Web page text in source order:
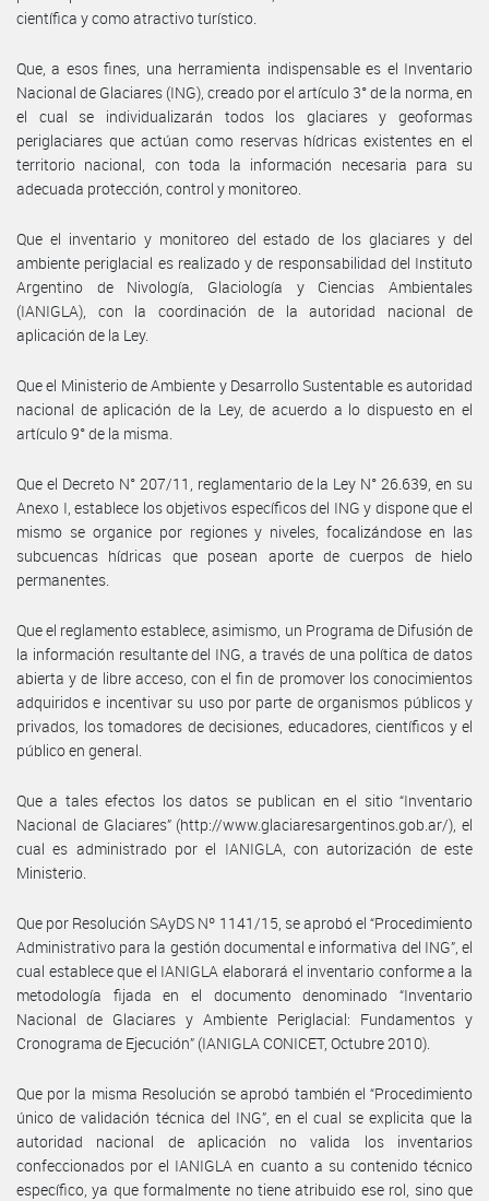
científica y como atractivo turístico.
Que, a esos fines, una herramienta indispensable es el Inventario
Nacional de Glaciares (ING), creado por el artículo 3° de la norma, en
el cual se individualizarán todos los glaciares y geoformas
periglaciares que actúan como reservas hídricas existentes en el
territorio nacional, con toda la información necesaria para su
adecuada protección, control y monitoreo.
Que el inventario y monitoreo del estado de los glaciares y del
ambiente periglacial es realizado y de responsabilidad del Instituto
Argentino de Nivología, Glaciología y Ciencias Ambientales
(IANIGLA), con la coordinación de la autoridad nacional de
aplicación de la Ley.
Que el Ministerio de Ambiente y Desarrollo Sustentable es autoridad
nacional de aplicación de la Ley, de acuerdo a lo dispuesto en el
artículo 9° de la misma.
Que el Decreto N° 207/11, reglamentario de la Ley N° 26.639, en su
Anexo I, establece los objetivos específicos del ING y dispone que el
mismo se organice por regiones y niveles, focalizándose en las
subcuencas hídricas que posean aporte de cuerpos de hielo
permanentes.
Que el reglamento establece, asimismo, un Programa de Difusión de
la información resultante del ING, a través de una política de datos
abierta y de libre acceso, con el fin de promover los conocimientos
adquiridos e incentivar su uso por parte de organismos públicos y
privados, los tomadores de decisiones, educadores, científicos y el
público en general.
Que a tales efectos los datos se publican en el sitio “Inventario
Nacional de Glaciares” (http://www.glaciaresargentinos.gob.ar/), el
cual es administrado por el IANIGLA, con autorización de este
Ministerio.
Que por Resolución SAyDS Nº 1141/15, se aprobó el “Procedimiento
Administrativo para la gestión documental e informativa del ING”, el
cual establece que el IANIGLA elaborará el inventario conforme a la
metodología fijada en el documento denominado “Inventario
Nacional de Glaciares y Ambiente Periglacial: Fundamentos y
Cronograma de Ejecución” (IANIGLA CONICET, Octubre 2010).
Que por la misma Resolución se aprobó también el “Procedimiento
único de validación técnica del ING”, en el cual se explicita que la
autoridad nacional de aplicación no valida los inventarios
confeccionados por el IANIGLA en cuanto a su contenido técnico
específico, ya que formalmente no tiene atribuido ese rol, sino que